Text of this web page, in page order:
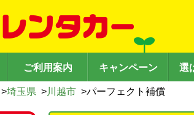
ご利用案内 キャンペーン 選
>埼玉県 >川越市 >パーフェクト補償